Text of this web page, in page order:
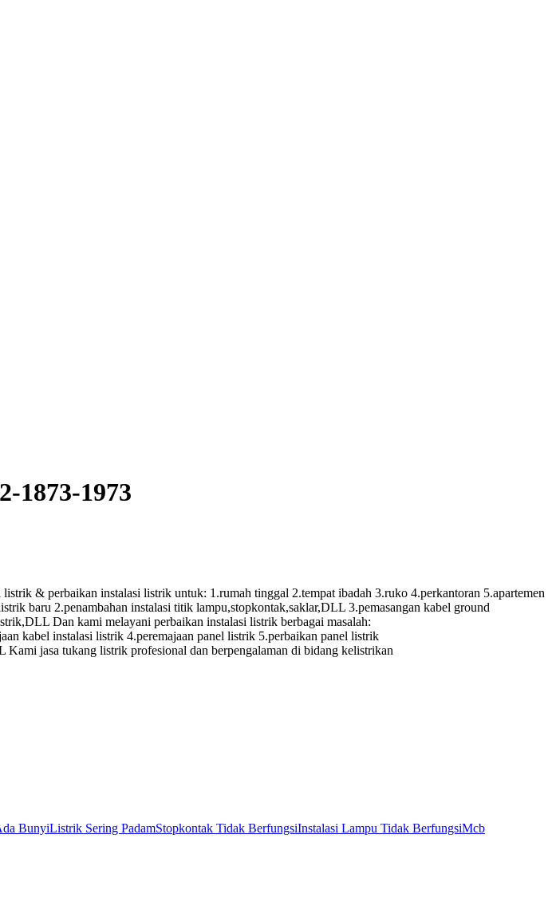
1873-1973
perbaikan instalasi listrik untuk: 1.rumah tinggal 2.tempat ibadah 3.ruko 4.perkantoran 5.apartemen
baru 2.penambahan instalasi titik lampu,stopkontak,saklar,DLL 3.pemasangan kabel ground
Dan kami melayani perbaikan instalasi listrik berbagai masalah:
kabel instalasi listrik 4.peremajaan panel listrik 5.perbaikan panel listrik
jasa tukang listrik profesional dan berpengalaman di bidang kelistrikan
BunyiListrik Sering PadamStopkontak Tidak BerfungsiInstalasi Lampu Tidak BerfungsiMcb